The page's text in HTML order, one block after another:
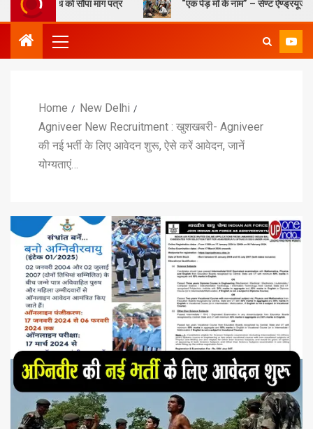
सौंपा मांग पत्र “एक पेड़ माँ के नाम” – सेण्ट ऐण्ड्रयूज कॉलेज में किया गया
Home
New Delhi
Agniveer New Recruitment : खुशखबरी- Agniveer
की नई भर्ती के लिए आवेदन शुरू, ऐसे करें आवेदन, जानें
योग्यताएं…